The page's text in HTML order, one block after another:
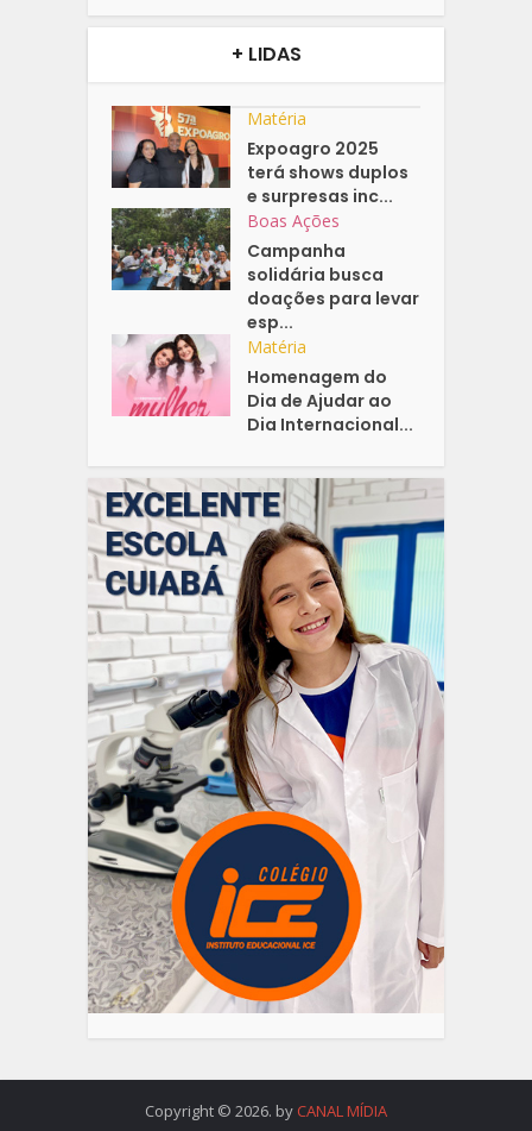
+ LIDAS
Matéria
Expoagro 2025
terá shows duplos
e surpresas inc...
Boas Ações
Campanha
solidária busca
doações para levar
esp...
Matéria
Homenagem do
Dia de Ajudar ao
Dia Internacional...
Copyright © 2026. by CANAL MÍDIA